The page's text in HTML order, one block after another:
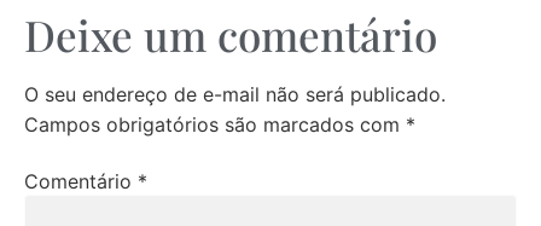
Deixe um comentário
O seu endereço de e-mail não será publicado.
Campos obrigatórios são marcados com *
Comentário *